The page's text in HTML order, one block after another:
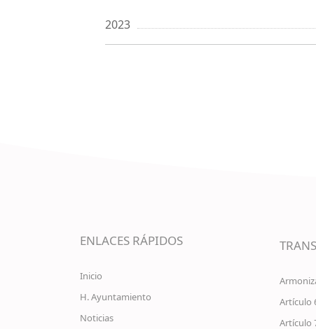
2023
ENLACES RÁPIDOS
Inicio
H. Ayuntamiento
Noticias
Artículo
Artículo